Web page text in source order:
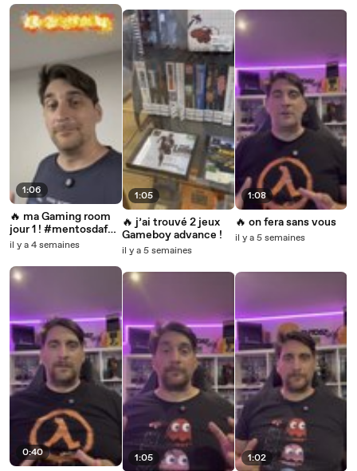
1:06
🔥 ma Gaming room
jour 1 ! #mentosdaf
#jeuxvideo
il y a 4 semaines
0:40
1:05
🔥 j’ai trouvé 2 jeux
Gameboy advance !
il y a 5 semaines
1:05
1:08
🔥 on fera sans vous
il y a 5 semaines
1:02